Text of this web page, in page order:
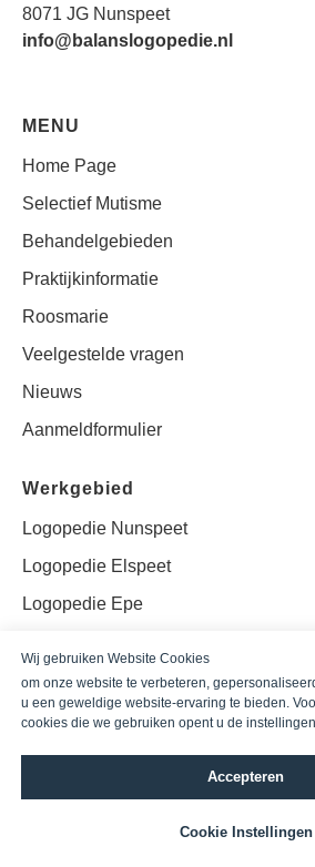
Wij gebruiken Website Cookies
om onze website te verbeteren,
u een geweldige website-ervaring te bieden.
cookies die we gebruiken opent u de
Accepteren
Cookie Instellingen
8071 JG Nunspeet
info@balanslogopedie.nl
MENU
Home Page
Selectief Mutisme
Behandelgebieden
Praktijkinformatie
Roosmarie
Veelgestelde vragen
Nieuws
Aanmeldformulier
Werkgebied
Logopedie Nunspeet
Logopedie Elspeet
Logopedie Epe
Logopedie Hulshorst
Logopedie Hierden
Logopedie 't Harde